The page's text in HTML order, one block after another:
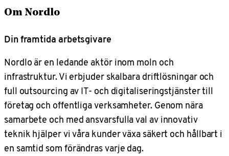
Om Nordlo
Din framtida arbetsgivare
Nordlo är en ledande aktör inom moln och
infrastruktur. Vi erbjuder skalbara driftlösningar och
full outsourcing av IT- och digitaliseringstjänster till
företag och offentliga verksamheter. Genom nära
samarbete och med ansvarsfulla val av innovativ
teknik hjälper vi våra kunder växa säkert och hållbart i
en samtid som förändras varje dag.